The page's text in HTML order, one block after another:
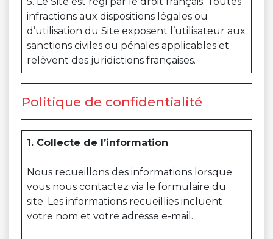
infractions aux dispositions légales ou
d’utilisation du Site exposent l’utilisateur aux
sanctions civiles ou pénales applicables et
relèvent des juridictions françaises.
Politique de confidentialité
1. Collecte de l’information
Nous recueillons des informations lorsque
vous nous contactez via le formulaire du
site. Les informations recueillies incluent
votre nom et votre adresse e-mail.